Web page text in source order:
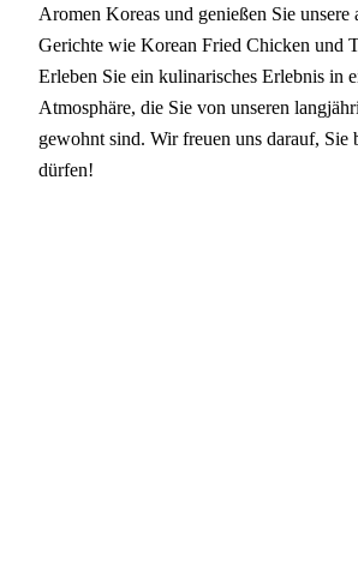
Aromen Koreas und genießen Sie unsere
Gerichte wie Korean Fried Chicken und
Erleben Sie ein kulinarisches Erlebnis in
Atmosphäre, die Sie von unseren
gewohnt sind. Wir freuen uns darauf, Sie
dürfen!